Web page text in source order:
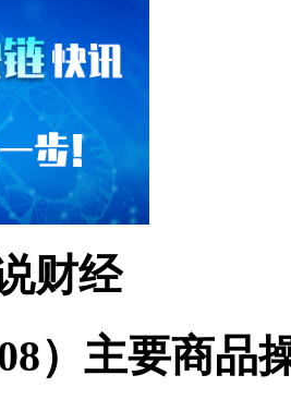
财经
）主要商品